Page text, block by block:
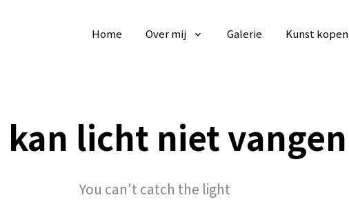
Home Over mij Galerie Kunst kopen
kan licht niet vangen
You can't catch the light